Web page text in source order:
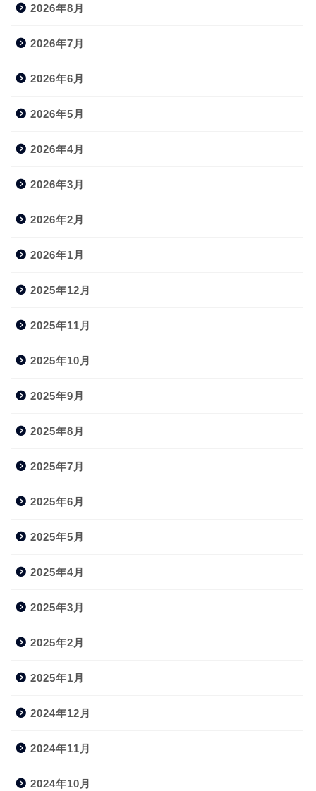
2026年8月
2026年7月
2026年6月
2026年5月
2026年4月
2026年3月
2026年2月
2026年1月
2025年12月
2025年11月
2025年10月
2025年9月
2025年8月
2025年7月
2025年6月
2025年5月
2025年4月
2025年3月
2025年2月
2025年1月
2024年12月
2024年11月
2024年10月